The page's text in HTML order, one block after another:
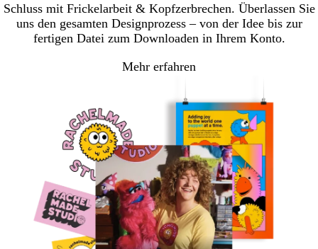
Schluss mit Frickelarbeit & Kopfzerbrechen. Überlassen Sie
uns den gesamten Designprozess – von der Idee bis zur
fertigen Datei zum Downloaden in Ihrem Konto.
Mehr erfahren